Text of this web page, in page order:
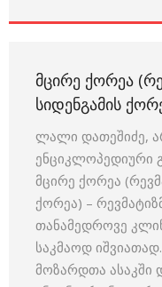
ᲛᲪᲘᲠᲔ ᲥᲝᲠᲔᲐ
ᲡᲘᲓᲔᲜᲒᲐᲛᲘᲡ
ლალი დათეშიძე,
ენციკლოპედიური
მცირე ქორეა
ქორეა) –
თანამედროვე
საკმაოდ
მოზარდთა ასაკში